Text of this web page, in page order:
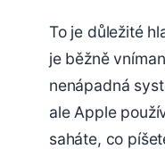
To je důležité
je běžně
nenápadná
ale Apple
saháte, co